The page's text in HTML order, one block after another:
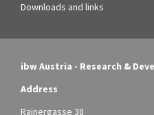
Downloads and links
ibw Austria - Research &
Address
Rainergasse 38